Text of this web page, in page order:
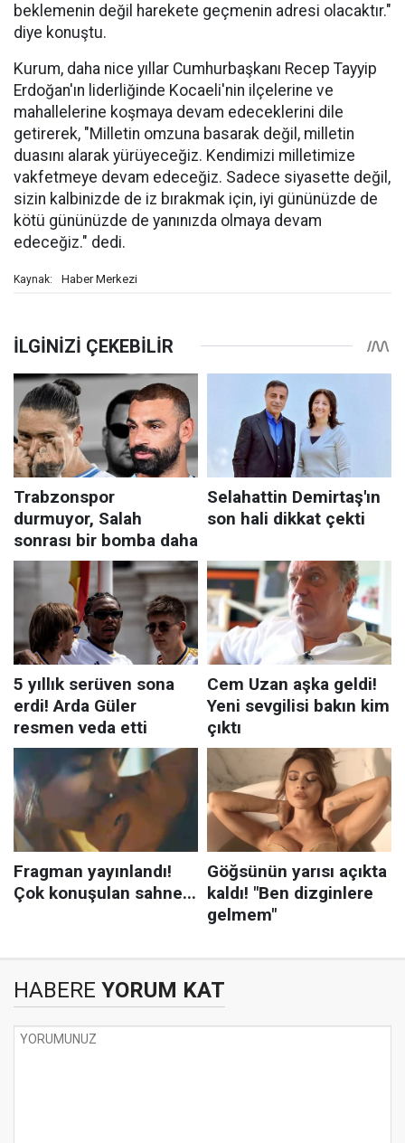
beklemenin değil harekete geçmenin adresi olacaktır."
diye konuştu.
Kurum, daha nice yıllar Cumhurbaşkanı Recep Tayyip
Erdoğan'ın liderliğinde Kocaeli'nin ilçelerine ve
mahallelerine koşmaya devam edeceklerini dile
getirerek, "Milletin omzuna basarak değil, milletin
duasını alarak yürüyeceğiz. Kendimizi milletimize
vakfetmeye devam edeceğiz. Sadece siyasette değil,
sizin kalbinizde de iz bırakmak için, iyi gününüzde de
kötü gününüzde de yanınızda olmaya devam
edeceğiz." dedi.
Kaynak: Haber Merkezi
HABERE YORUM KAT